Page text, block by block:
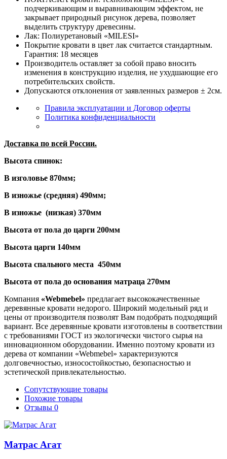
подчеркивающим и выравнивающим эффектом, не
закрывает природный рисунок дерева, позволяет
выделить структуру древесины.
Лак: Полиуретановый «MILESI»
Покрытие кровати в цвет лак считается стандартным.
Гарантия: 18 месяцев
Производитель оставляет за собой право вносить
изменения в конструкцию изделия, не ухудшающие его
потребительских свойств.
Допускаются отклонения от заявленных размеров ± 2см.
Правила эксплуатации и Договор оферты
Политика конфиденциальности
Доставка по всей России.
Высота спинок:
В изголовье 870мм;
В изножье (средняя) 490мм;
В изножье (низкая) 370мм
Высота от пола до царги 200мм
Высота царги 140мм
Высота спального места 450мм
Высота от пола до основания матраца 270мм
Компания «Webmebel» предлагает высококачественные
деревянные кровати недорого. Широкий модельный ряд и
цены от производителя позволят Вам подобрать подходящий
вариант. Все деревянные кровати изготовлены в соответствии
с требованиями ГОСТ из экологически чистого сырья на
инновационном оборудовании. Именно поэтому кровати из
дерева от компании «Webmebel» характеризуются
долговечностью, износостойкостью, безопасностью и
эстетической привлекательностью.
Сопутствующие товары
Похожие товары
Отзывы 0
Матрас Агат